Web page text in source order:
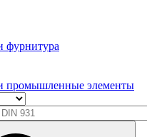
фурнитура
промышленные элементы